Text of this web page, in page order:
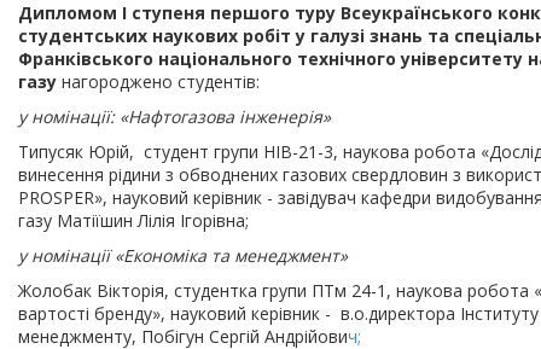
Дипломом I ступеня першого туру Всеукраїнського
студентських наукових робіт у галузі знань та
Франківського національного технічного університету
газу нагороджено студентів:
у номінації: «Нафтогазова інженерія»
Типусяк Юрій, студент групи НІВ-21-3, наукова робота
винесення рідини з обводнених газових свердловин з
PROSPER», науковий керівник - завідувач кафедри
газу Матіїшин Лілія Ігорівна;
у номінації «Економіка та менеджмент»
Жолобак Вікторія, студентка групи ПТм 24-1, наукова робота
вартості бренду», науковий керівник - в.о.директора
менеджменту, Побігун Сергій Андрійович;